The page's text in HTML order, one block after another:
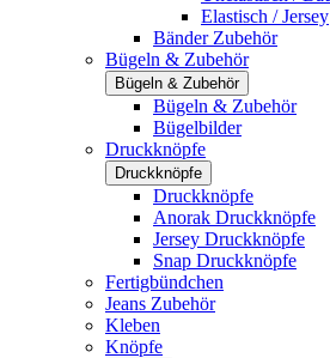
Elastisch / Jersey
Bänder Zubehör
Bügeln & Zubehör
Bügeln & Zubehör
Bügeln & Zubehör
Bügelbilder
Druckknöpfe
Druckknöpfe
Druckknöpfe
Anorak Druckknöpfe
Jersey Druckknöpfe
Snap Druckknöpfe
Fertigbündchen
Jeans Zubehör
Kleben
Knöpfe